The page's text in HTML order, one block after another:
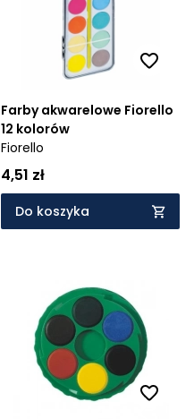
Farby akwarelowe Fiorello
12 kolorów
Fiorello
4,51 zł
Do koszyka